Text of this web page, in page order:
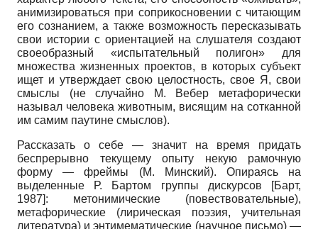
анимизироваться при соприкосновении с читающим
его сознанием, а также возможность пересказывать
свои истории с ориентацией на слушателя создают
своеобразный «испытательный полигон» для
множества жизненных проектов, в которых субъект
ищет и утверждает свою целостность, свое Я, свои
смыслы (не случайно М. Вебер метафорически
называл человека животным, висящим на сотканной
им самим паутине смыслов).
Рассказать о себе — значит на время придать
беспрерывно текущему опыту некую рамочную
форму — фреймы (М. Минский). Опираясь на
выделенные Р. Бартом группы дискурсов
[Барт,
1987]: метонимические (повествовательные),
метафорические (лирическая поэзия, учительная
литература) и энтимематические (научное письмо) —